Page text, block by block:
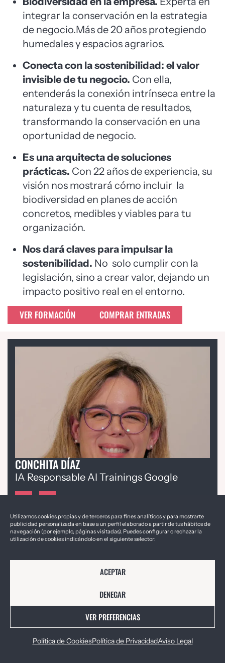
Utilizamos cookies propias y de terceros para fines analíticos y para mostrarte
publicidad personalizada en base a un perfil elaborado a partir de tus hábitos de
navegación (por ejemplo, páginas visitadas). Puedes configurar o rechazar la
utilización de cookies indicándolo en el siguiente selector:
ACEPTAR
DENEGAR
VER PREFERENCIAS
Política de CookiesPolítica de PrivacidadAviso Legal
integrar la conservación en la estrategia
de negocio.Más de 20 años protegiendo
humedales y espacios agrarios.
Conecta con la sostenibilidad: el valor
invisible de tu negocio. Con ella,
entenderás la conexión intrínseca entre la
naturaleza y tu cuenta de resultados,
transformando la conservación en una
oportunidad de negocio.
Es una arquitecta de soluciones
prácticas. Con 22 años de experiencia, su
visión nos mostrará cómo incluir la
biodiversidad en planes de acción
concretos, medibles y viables para tu
organización.
Nos dará claves para impulsar la
sostenibilidad. No solo cumplir con la
legislación, sino a crear valor, dejando un
impacto positivo real en el entorno.
VER FORMACIÓN COMPRAR ENTRADAS
CONCHITA DÍAZ
IA Responsable AI Trainings Google
¿QUÉ APORTA AL FORO?
entenderás las bases de la IA generativa
de forma accesible y perderás el miedo a
innovar, aún sin tener experiencia en
tecnología.
Herramientas para que tu IA sea un
motor de bien social.A través de su